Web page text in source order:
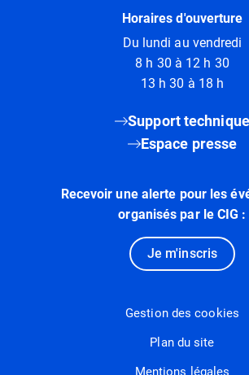
Horaires d'ouverture
Du lundi au vendredi
8 h 30 à 12 h 30
13 h 30 à 18 h
Support technique
Espace presse
Recevoir une alerte pour les
organisés par le CIG :
Je m'inscris
Gestion des cookies
Plan du site
Mentions légales